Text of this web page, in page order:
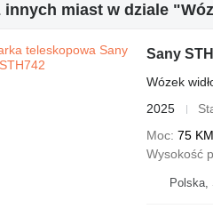
innych miast w dziale
Sany
Wózek
2025
Moc 75
Wysokość
Polska,